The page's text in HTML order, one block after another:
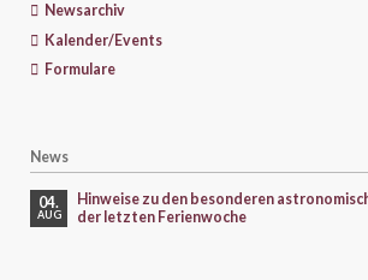
Newsarchiv
Kalender/Events
Formulare
News
04.
AUG
Hinweise zu den besonderen
der letzten Ferienwoche